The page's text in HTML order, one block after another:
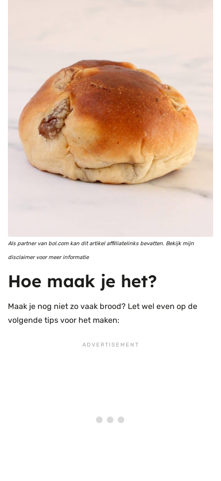
Als partner van bol.com kan dit artikel affilliatelinks bevatten. Bekijk mijn
disclaimer voor meer informatie
Hoe maak je het?
Maak je nog niet zo vaak brood? Let wel even op de
volgende tips voor het maken: